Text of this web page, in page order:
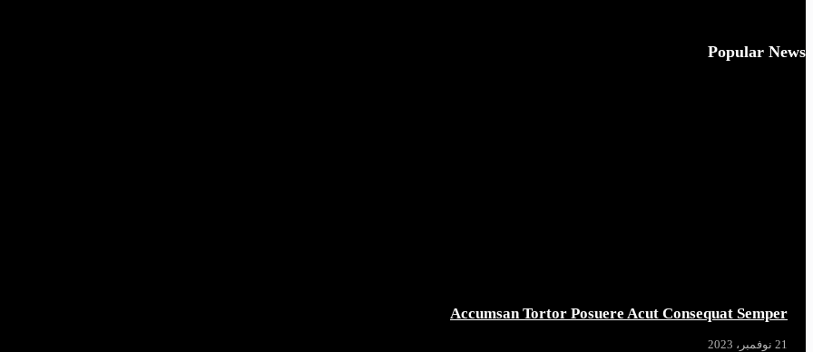
Popular News
Accumsan Tortor Posuere Acut Consequat Semper
21 نوفمبر، 2023